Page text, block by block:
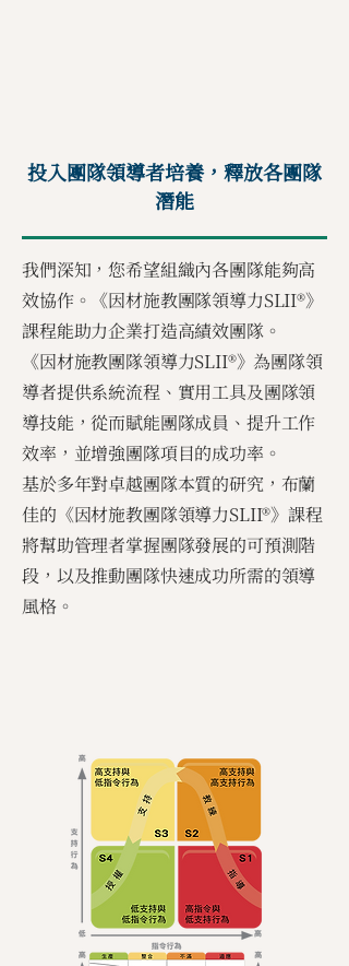
投入團隊領導者培養，釋放各團隊
潛能
我們深知，您希望組織內各團隊能夠高
效協作。《因材施教團隊領導力SLII®》
課程能助力企業打造高績效團隊。
《因材施教團隊領導力SLII®》為團隊領
導者提供系統流程、實用工具及團隊領
導技能，從而賦能團隊成員、提升工作
效率，並增強團隊項目的成功率。
基於多年對卓越團隊本質的研究，布蘭
佳的《因材施教團隊領導力SLII®》課程
將幫助管理者掌握團隊發展的可預測階
段，以及推動團隊快速成功所需的領導
風格。